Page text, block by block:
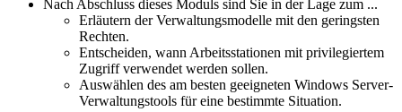
Nach Abschluss dieses Moduls sind Sie in der Lage zum ...
Erläutern der Verwaltungsmodelle mit den geringsten
Rechten.
Entscheiden, wann Arbeitsstationen mit privilegiertem
Zugriff verwendet werden sollen.
Auswählen des am besten geeigneten Windows Server-
Verwaltungstools für eine bestimmte Situation.